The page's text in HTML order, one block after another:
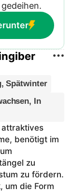
Spätwinter
In
benötigt im
zu
zu fördern.
um die Form